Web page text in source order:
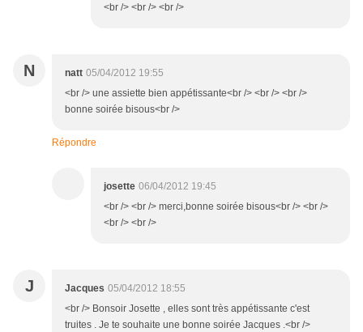
<br /> <br /> <br />
N natt 05/04/2012 19:55
<br /> une assiette bien appétissante<br /> <br /> <br />
bonne soirée bisous<br />
Répondre
josette 06/04/2012 19:45
<br /> <br /> merci,bonne soirée bisous<br /> <br />
<br /> <br />
J Jacques 05/04/2012 18:55
<br /> Bonsoir Josette , elles sont très appétissante c'est
truites . Je te souhaite une bonne soirée Jacques .<br />